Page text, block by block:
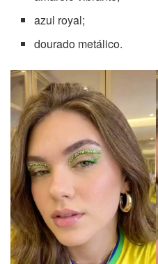
azul royal;
dourado metálico.